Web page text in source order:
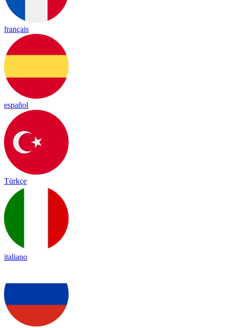
français
español
Türkçe
italiano